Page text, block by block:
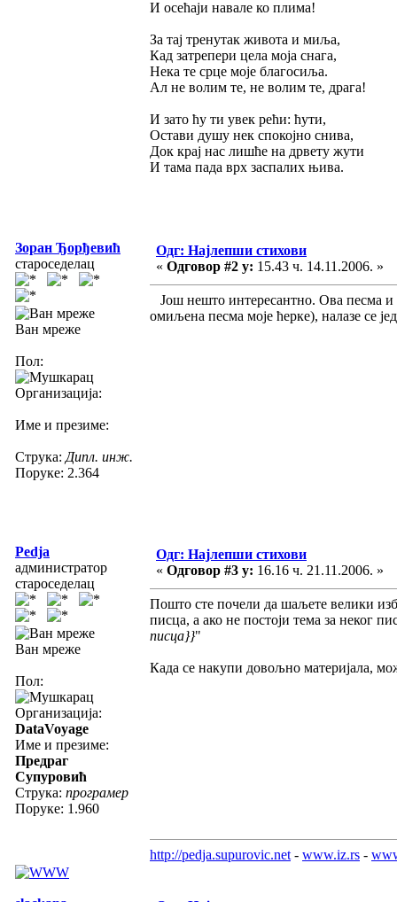
И осећаји навале ко плима!
За тај тренутак живота и миља,
Кад затрепери цела моја снага,
Нека те срце моје благосиља.
Ал не волим те, не волим те, драга!
И зато ћу ти увек рећи: ћути,
Остави душу нек спокојно снива,
Док крај нас лишће на дрвету жути
И тама пада врх заспалих њива.
Зоран Ђорђевић
староседелац
Ван мреже
Пол:
Организација:
Име и презиме:
Струка: Дипл. инж.
Поруке: 2.364
Одг: Најлепши стихови
« Одговор #2 у: 15.43 ч. 14.11.2006. »
Још нешто интересантно. Ова песма и
омиљена песма моје ћерке), налазе се
Pedja
администратор
староседелац
Ван мреже
Пол:
Организација:
DataVoyage
Име и презиме:
Предраг
Супуровић
Струка: програмер
Поруке: 1.960
Одг: Најлепши стихови
« Одговор #3 у: 16.16 ч. 21.11.2006. »
Пошто сте почели да шаљете велики
писца, а ако не постоји тема за неког
писца}}"
Када се накупи довољно материјала,
http://pedja.supurovic.net - www.iz.rs -